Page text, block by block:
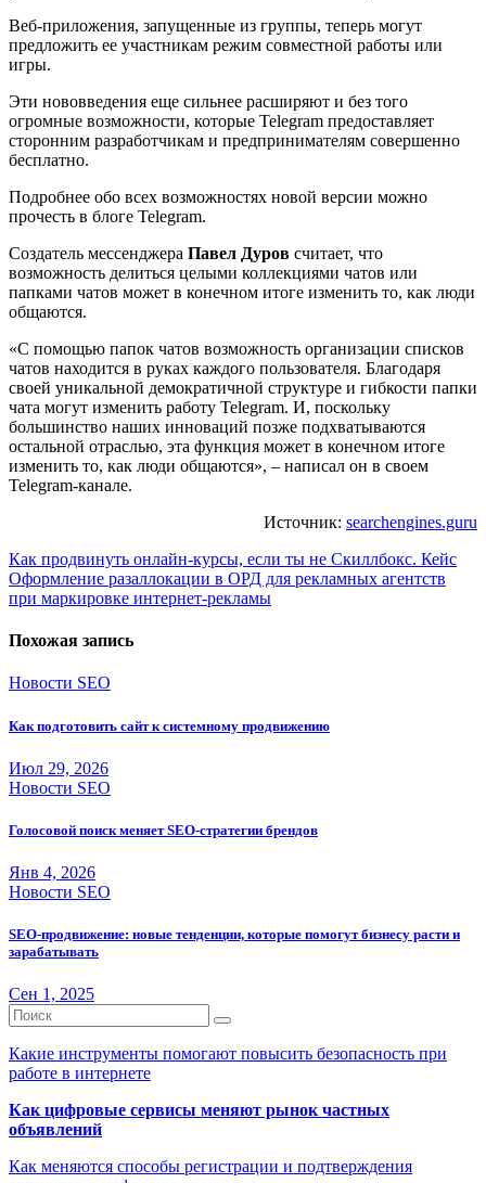
Веб-приложения, запущенные из группы, теперь могут
предложить ее участникам режим совместной работы или
игры.
Эти нововведения еще сильнее расширяют и без того
огромные возможности, которые Telegram предоставляет
сторонним разработчикам и предпринимателям совершенно
бесплатно.
Подробнее обо всех возможностях новой версии можно
прочесть в блоге Telegram.
Создатель мессенджера Павел Дуров считает, что
возможность делиться целыми коллекциями чатов или
папками чатов может в конечном итоге изменить то, как люди
общаются.
«С помощью папок чатов возможность организации списков
чатов находится в руках каждого пользователя. Благодаря
своей уникальной демократичной структуре и гибкости папки
чата могут изменить работу Telegram. И, поскольку
большинство наших инноваций позже подхватываются
остальной отраслью, эта функция может в конечном итоге
изменить то, как люди общаются», – написал он в своем
Telegram-канале.
Источник: searchengines.guru
Навигация
по
Как продвинуть онлайн-курсы, если ты не Скиллбокс. Кейс
Оформление разаллокации в ОРД для рекламных агентств
при маркировке интернет-рекламы
Похожая запись
Новости SEO
Как подготовить сайт к системному продвижению
Июл 29, 2026
Новости SEO
Голосовой поиск меняет SEO-стратегии брендов
Янв 4, 2026
Новости SEO
SEO-продвижение: новые тенденции, которые помогут бизнесу расти и
зарабатывать
Сен 1, 2025
Какие инструменты помогают повысить безопасность при
работе в интернете
Как цифровые сервисы меняют рынок частных
объявлений
Как меняются способы регистрации и подтверждения